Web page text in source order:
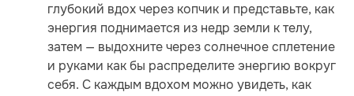
глубокий вдох через копчик и представьте, как
энергия поднимается из недр земли к телу,
затем — выдохните через солнечное сплетение
и руками как бы распределите энергию вокруг
себя. С каждым вдохом можно увидеть, как